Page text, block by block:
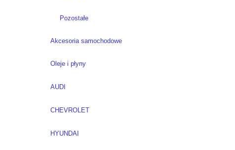
Pozostałe
Akcesoria samochodowe
Oleje i płyny
AUDI
CHEVROLET
HYUNDAI